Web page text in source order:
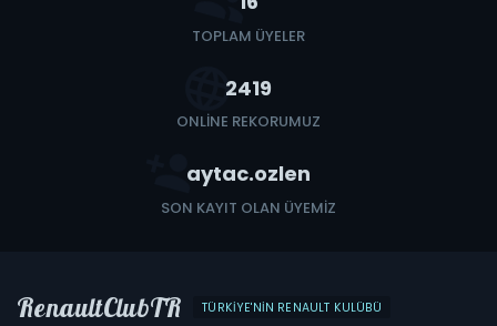
TOPLAM ÜYELER
2419
ONLINE REKORUMUZ
aytac.ozlen
SON KAYIT OLAN ÜYEMIZ
RenaultClubTR TÜRKIYE'NIN RENAULT KULÜBÜ